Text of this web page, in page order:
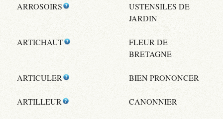
ARROSOIRS
USTENSILES DE
JARDIN
ARTICHAUT
FLEUR DE
BRETAGNE
ARTICULER BIEN PRONONCER
ARTILLEUR CANONNIER